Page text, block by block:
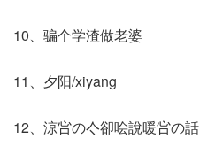
10、骗个学渣做老婆
11、夕阳/xiyang
12、涼吢の亽卻哙說暖吢の話